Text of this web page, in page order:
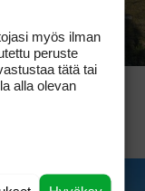
par 3 -
myös ilman
peruste
tätä tai
alla olevan